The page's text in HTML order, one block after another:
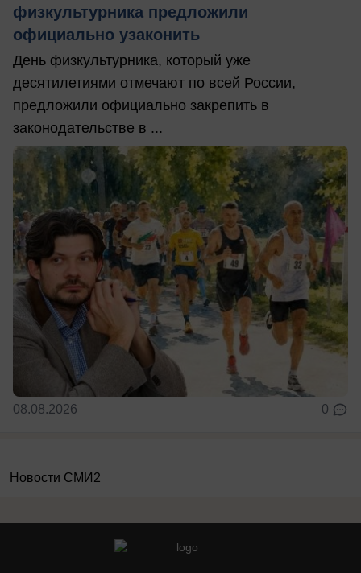
физкультурника предложили
официально узаконить
День физкультурника, который уже
десятилетиями отмечают по всей России,
предложили официально закрепить в
законодательстве в ...
08.08.2026 0
Новости СМИ2